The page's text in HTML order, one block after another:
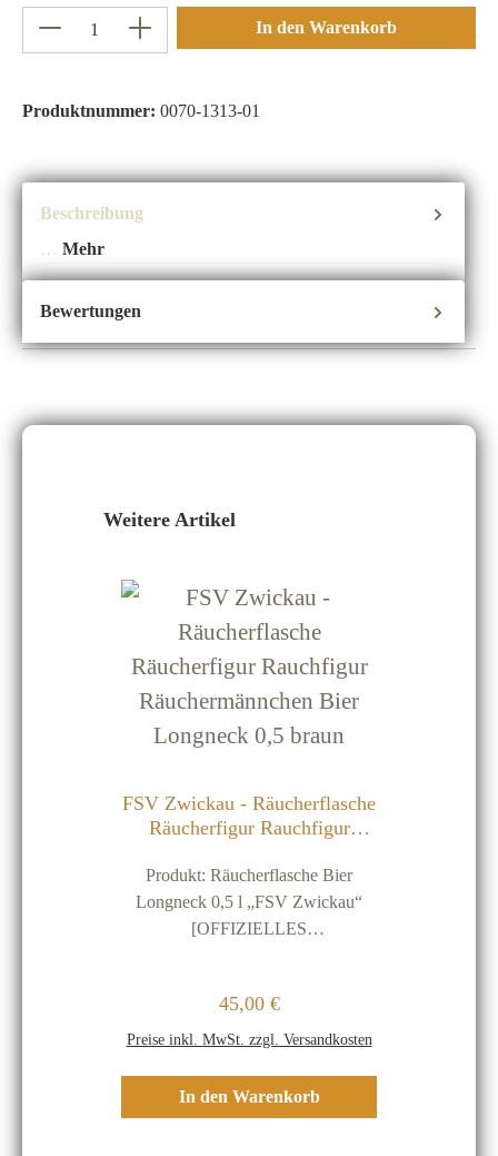
Produkt Anzahl: Gib den gewünschten Wert
In den Warenkorb
Produktnummer: 0070-1313-01
Beschreibung
… Mehr
Bewertungen
Produktgalerie überspringen
Weitere Artikel
FSV Zwickau - Räucherflasche
Räucherfigur Rauchfigur
Longneck 0,5 braun
Produkt: Räucherflasche Bier
Longneck 0,5 l „FSV Zwickau“
[OFFIZIELLES
Holz-Optik Farbe der
Räucherflasche: braun Farbe der
hochwertiges Eschen-HolzGröße:
ca. 27 cm hochGewicht: ca. 400 g
Regulärer Preis:
45,00 €
Preise inkl. MwSt. zzgl. Versandkosten
In den Warenkorb